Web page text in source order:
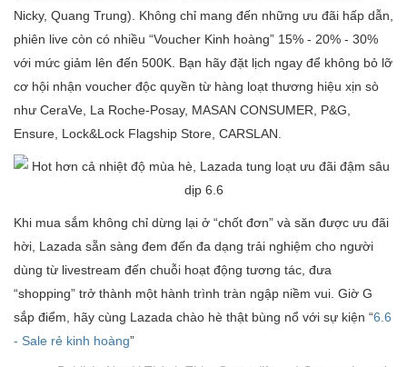
Nicky, Quang Trung). Không chỉ mang đến những ưu đãi hấp dẫn,
phiên live còn có nhiều “Voucher Kinh hoàng” 15% - 20% - 30%
với mức giảm lên đến 500K. Bạn hãy đặt lịch ngay để không bỏ lỡ
cơ hội nhận voucher độc quyền từ hàng loạt thương hiệu xịn sò
như CeraVe, La Roche-Posay, MASAN CONSUMER, P&G,
Ensure, Lock&Lock Flagship Store, CARSLAN.
Khi mua sắm không chỉ dừng lại ở “chốt đơn” và săn được ưu đãi
hời, Lazada sẵn sàng đem đến đa dạng trải nghiệm cho người
dùng từ livestream đến chuỗi hoạt động tương tác, đưa
“shopping” trở thành một hành trình tràn ngập niềm vui. Giờ G
sắp điểm, hãy cùng Lazada chào hè thật bùng nổ với sự kiện “6.6
- Sale rẻ kinh hoàng”